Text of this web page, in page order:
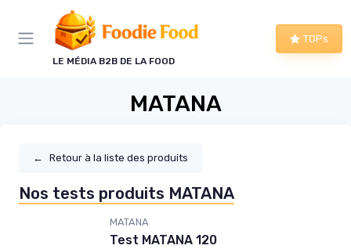
LE MÉDIA B2B DE LA FOOD
TOPs
MATANA
← Retour à la liste des produits
Nos tests produits MATANA
MATANA
Test MATANA 120
Panneau de gestion des cookies